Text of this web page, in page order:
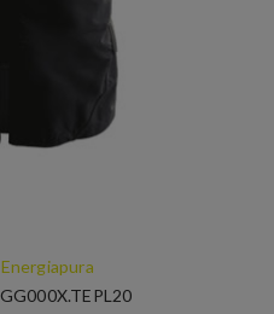
Energiapura
GG000X.TEPL20